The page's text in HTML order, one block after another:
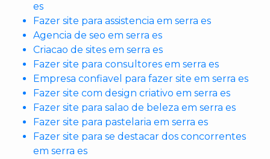
es
Fazer site para assistencia em serra es
Agencia de seo em serra es
Criacao de sites em serra es
Fazer site para consultores em serra es
Empresa confiavel para fazer site em serra es
Fazer site com design criativo em serra es
Fazer site para salao de beleza em serra es
Fazer site para pastelaria em serra es
Fazer site para se destacar dos concorrentes
em serra es